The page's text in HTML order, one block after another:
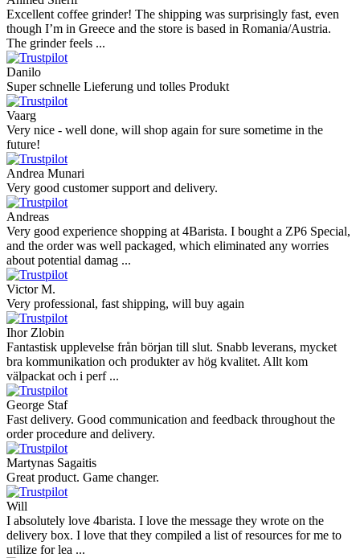
Excellent coffee grinder! The shipping was surprisingly fast, even
though I’m in Greece and the store is based in Romania/Austria.
The grinder feels ...
Danilo
Super schnelle Lieferung und tolles Produkt
Vaarg
Very nice - well done, will shop again for sure sometime in the
future!
Andrea Munari
Very good customer support and delivery.
Andreas
Very good experience shopping at 4Barista. I bought a ZP6 Special,
and the order was well packaged, which eliminated any worries
about potential damag ...
Victor M.
Very professional, fast shipping, will buy again
Ihor Zlobin
Fantastisk upplevelse från början till slut. Snabb leverans, mycket
bra kommunikation och produkter av hög kvalitet. Allt kom
välpackat och i perf ...
George Staf
Fast delivery. Good communication and feedback throughout the
order procedure and delivery.
Martynas Sagaitis
Great product. Game changer.
Will
I absolutely love 4barista. I love the message they wrote on the
delivery box. I love that they compiled a list of resources for me to
utilize for lea ...